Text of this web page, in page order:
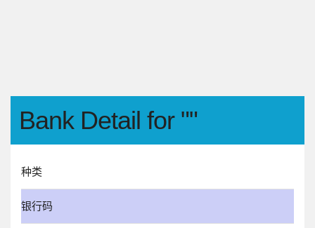
Bank Detail for ""
种类
银行码